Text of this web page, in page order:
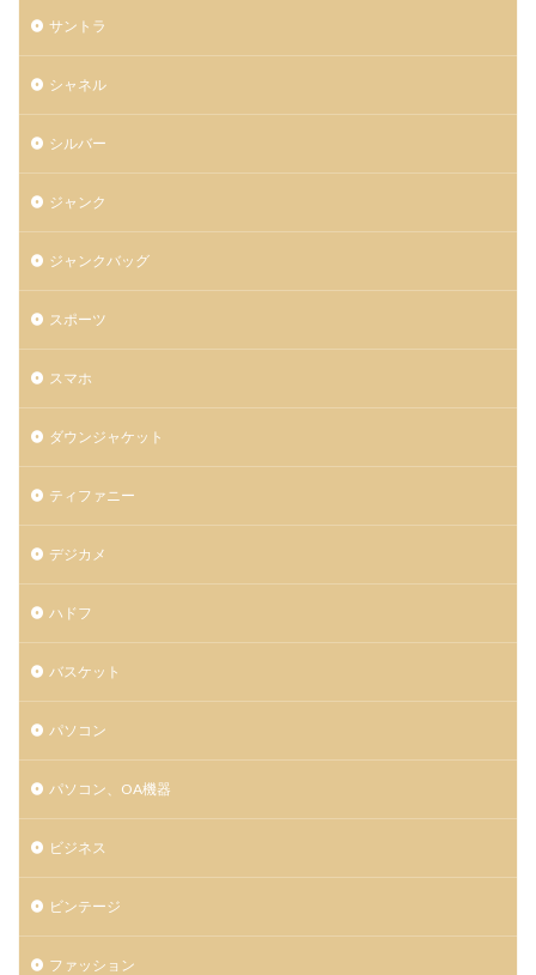
サントラ
シャネル
シルバー
ジャンク
ジャンクバッグ
スポーツ
スマホ
ダウンジャケット
ティファニー
デジカメ
ハドフ
バスケット
パソコン
パソコン、OA機器
ビジネス
ビンテージ
ファッション